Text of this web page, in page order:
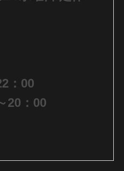
：00
20：00